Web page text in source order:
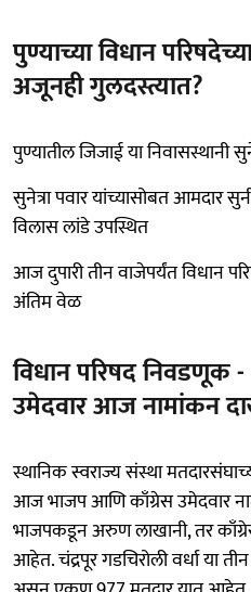
पुण्याच्या विधान
अजूनही गुलदस्त्यात?
पुण्यातील जिजाई या निवासस्थानी
सुनेत्रा पवार यांच्यासोबत
विलास लांडे उपस्थित
आज दुपारी तीन वाजेपर्यंत विधान
अंतिम वेळ
विधान परिषद निवडणूक
उमेदवार आज नामांकन
स्थानिक स्वराज्य संस्था
आज भाजप आणि काँग्रेस उमेदवार
भाजपकडून अरुण लाखानी, तर
आहेत. चंद्रपूर गडचिरोली वर्धा या